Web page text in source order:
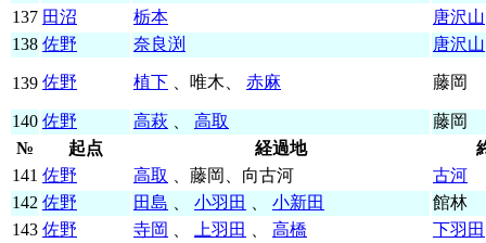
137 田沼 栃本
唐沢山
138 佐野 奈良渕 唐沢山
139 佐野 植下 、唯木、 赤麻 藤岡
140 佐野 高萩 高取
藤岡
№
起点 経過地
141 佐野 高取 、藤岡、向古河
古河
142 佐野 田島 小羽田 小新田
館林
143 佐野 寺岡 上羽田 高橋
下羽田